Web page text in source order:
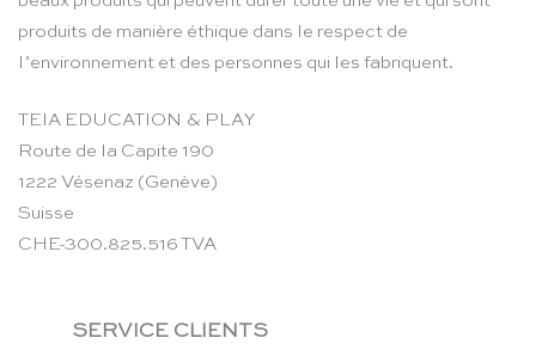
produits de manière éthique dans le respect de
l’environnement et des personnes qui les fabriquent.
TEIA EDUCATION & PLAY
Route de la Capite 190
1222 Vésenaz (Genève)
Suisse
CHE-300.825.516 TVA
SERVICE CLIENTS